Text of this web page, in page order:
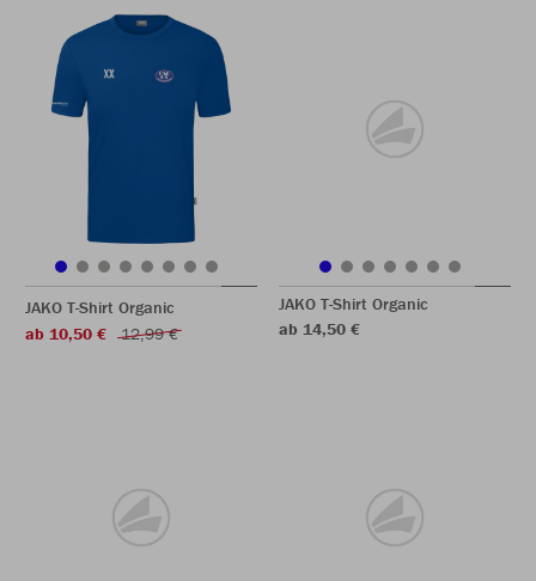
JAKO T-Shirt Organic
ab 10,50 €
12,99 €
JAKO T-Shirt Organic
ab 14,50 €